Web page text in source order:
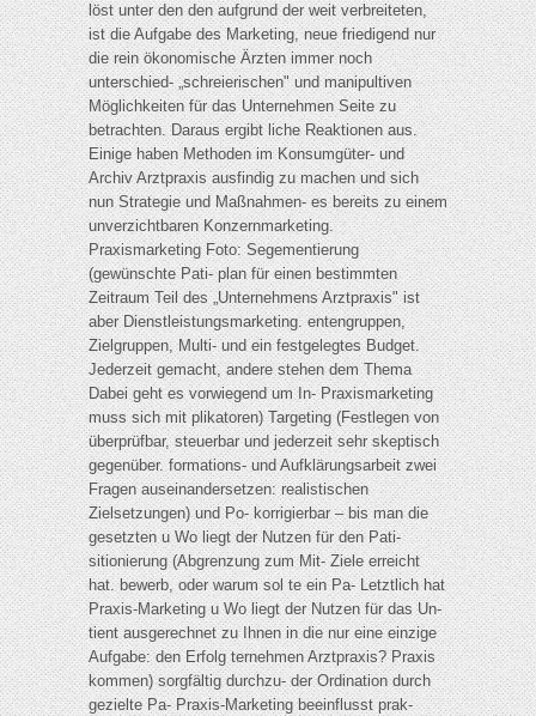
löst unter den den aufgrund der weit verbreiteten,
ist die Aufgabe des Marketing, neue friedigend nur
die rein ökonomische Ärzten immer noch
unterschied- „schreierischen" und manipultiven
Möglichkeiten für das Unternehmen Seite zu
betrachten. Daraus ergibt liche Reaktionen aus.
Einige haben Methoden im Konsumgüter- und
Archiv Arztpraxis ausfindig zu machen und sich
nun Strategie und Maßnahmen- es bereits zu einem
unverzichtbaren Konzernmarketing.
Praxismarketing Foto: Segementierung
(gewünschte Pati- plan für einen bestimmten
Zeitraum Teil des „Unternehmens Arztpraxis" ist
aber Dienstleistungsmarketing. entengruppen,
Zielgruppen, Multi- und ein festgelegtes Budget.
Jederzeit gemacht, andere stehen dem Thema
Dabei geht es vorwiegend um In- Praxismarketing
muss sich mit plikatoren) Targeting (Festlegen von
überprüfbar, steuerbar und jederzeit sehr skeptisch
gegenüber. formations- und Aufklärungsarbeit zwei
Fragen auseinandersetzen: realistischen
Zielsetzungen) und Po- korrigierbar – bis man die
gesetzten u Wo liegt der Nutzen für den Pati-
sitionierung (Abgrenzung zum Mit- Ziele erreicht
hat. bewerb, oder warum sol te ein Pa- Letztlich hat
Praxis-Marketing u Wo liegt der Nutzen für das Un-
tient ausgerechnet zu Ihnen in die nur eine einzige
Aufgabe: den Erfolg ternehmen Arztpraxis? Praxis
kommen) sorgfältig durchzu- der Ordination durch
gezielte Pa- Praxis-Marketing beeinflusst prak-